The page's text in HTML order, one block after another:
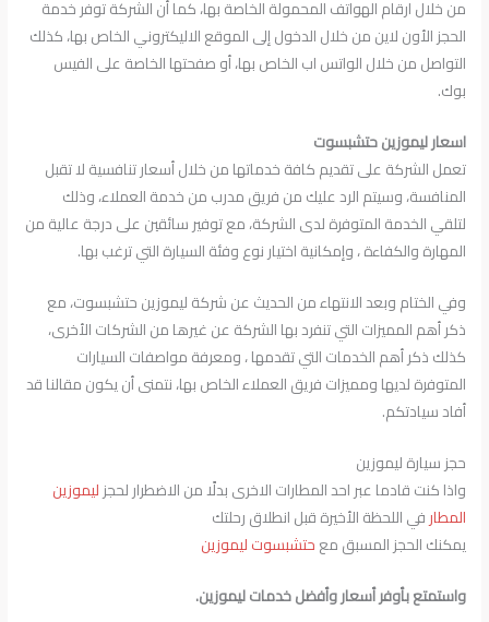
من خلال ارقام الهواتف المحمولة الخاصة بها، كما أن الشركة توفر خدمة
الحجز الأون لاين من خلال الدخول إلى الموقع الاليكتروني الخاص بها، كذلك
التواصل من خلال الواتس اب الخاص بها، أو صفحتها الخاصة على الفيس
بوك.
اسعار ليموزين حتشبسوت
تعمل الشركة على تقديم كافة خدماتها من خلال أسعار تنافسية لا تقبل
المنافسة، وسيتم الرد عليك من فريق مدرب من خدمة العملاء، وذلك
لتلقي الخدمة المتوفرة لدى الشركة، مع توفير سائقين على درجة عالية من
المهارة والكفاءة ، وإمكانية اختيار نوع وفئة السيارة التي ترغب بها.
وفي الختام وبعد الانتهاء من الحديث عن شركة ليموزين حتشبسوت، مع
ذكر أهم المميزات التي تنفرد بها الشركة عن غيرها من الشركات الأخرى،
كذلك ذكر أهم الخدمات التي تقدمها ، ومعرفة مواصفات السيارات
المتوفرة لديها ومميزات فريق العملاء الخاص بها، نتمنى أن يكون مقالنا قد
أفاد سيادتكم.
حجز سيارة ليموزين
واذا كنت قادما عبر احد المطارات الاخرى بدلًا من الاضطرار لحجزليموزين
المطارفي اللحظة الأخيرة قبل انطلاق رحلتك
يمكنك الحجز المسبق معحتشبسوت ليموزين
واستمتع بأوفر أسعار وأفضل خدمات ليموزين.